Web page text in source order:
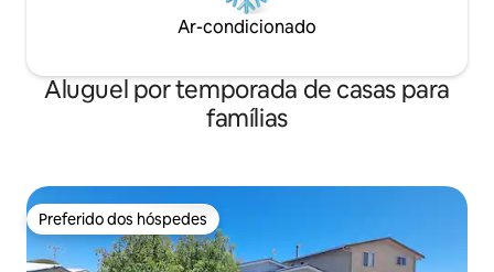
Ar-condicionado
Aluguel por temporada de casas para
famílias
Preferido dos hóspedes
Preferido dos hóspedes